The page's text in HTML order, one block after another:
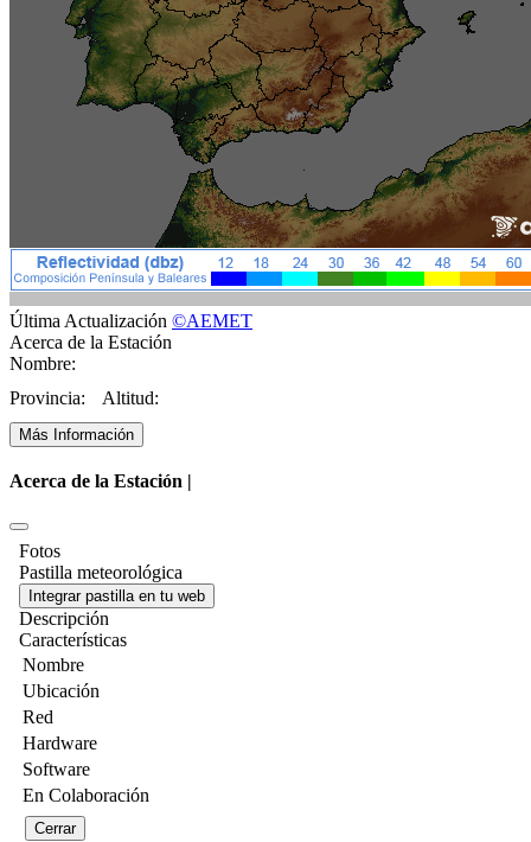
Última Actualización ©AEMET
Acerca de la Estación
Nombre:
Provincia:
Altitud:
Más Información
Acerca de la Estación |
Fotos
Pastilla meteorológica
Integrar pastilla en tu web
Descripción
Características
Nombre
Ubicación
Red
Hardware
Software
En Colaboración
Cerrar